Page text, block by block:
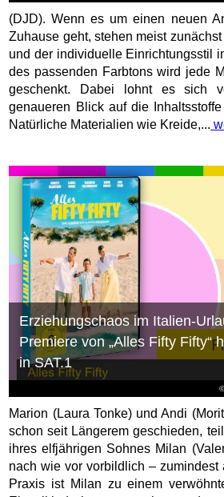
(DJD). Wenn es um einen neuen
Zuhause geht, stehen meist
und der individuelle Einrichtungsstil
des passenden Farbtons wird jede
geschenkt. Dabei lohnt es sich
genaueren Blick auf die
Natürliche Materialien wie Kreide,...
Erziehungschaos im Italien-
Premiere von „Alles Fifty Fifty“
in SAT.1
Marion (Laura Tonke) und Andi
schon seit Längerem geschieden,
ihres elfjährigen Sohnes Milan
nach wie vor vorbildlich – zumindest
Praxis ist Milan zu einem